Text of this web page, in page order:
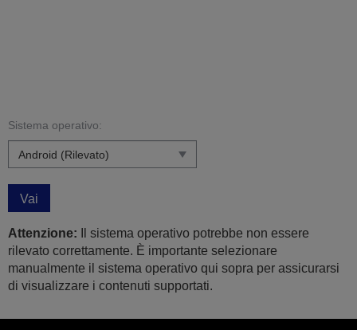
Sistema operativo:
Vai
Attenzione: Il sistema operativo potrebbe non essere
rilevato correttamente. È importante selezionare
manualmente il sistema operativo qui sopra per assicurarsi
di visualizzare i contenuti supportati.